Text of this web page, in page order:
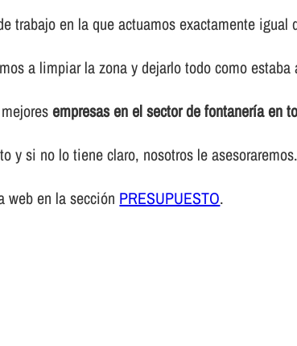
trabajo en la que actuamos exactamente igual
a limpiar la zona y dejarlo todo como estaba
empresas en el sector de fontanerí­a en
y si no lo tiene claro, nosotros le asesoraremos.
web en la sección PRESUPUESTO.